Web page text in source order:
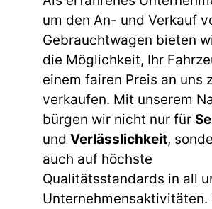
um den An- und Verkauf
Gebrauchtwagen bieten
die Möglichkeit, Ihr
einem fairen Preis an uns
verkaufen. Mit unserem
bürgen wir nicht nur für
und Verlässlichkeit,
auch auf höchste
Qualitätsstandards in all
Unternehmensaktivitäten.